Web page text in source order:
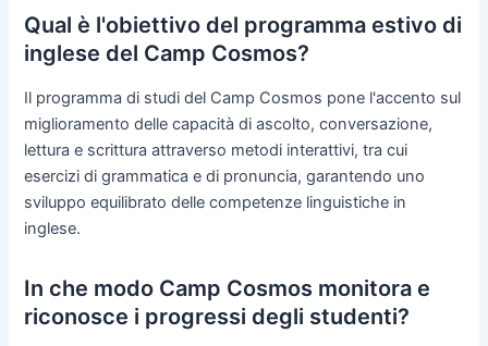
Qual è l'obiettivo del programma estivo di
inglese del Camp Cosmos?
Il programma di studi del Camp Cosmos pone l'accento sul
miglioramento delle capacità di ascolto, conversazione,
lettura e scrittura attraverso metodi interattivi, tra cui
esercizi di grammatica e di pronuncia, garantendo uno
sviluppo equilibrato delle competenze linguistiche in
inglese.
In che modo Camp Cosmos monitora e
riconosce i progressi degli studenti?